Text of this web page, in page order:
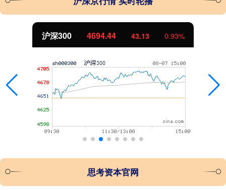
沪深300 4694.44 43.13 0.93%
思考资本官网